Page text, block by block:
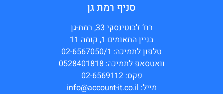
סניף רמת גן
רח’ ז'בוטינסקי 33, רמת-גן
בניין התאומים 1, קומה 11
טלפון לתמיכה: 02-6567050/1
וואטסאפ לתמיכה: 0528401818
פקס: 02-6569112
מייל: info@account-it.co.il